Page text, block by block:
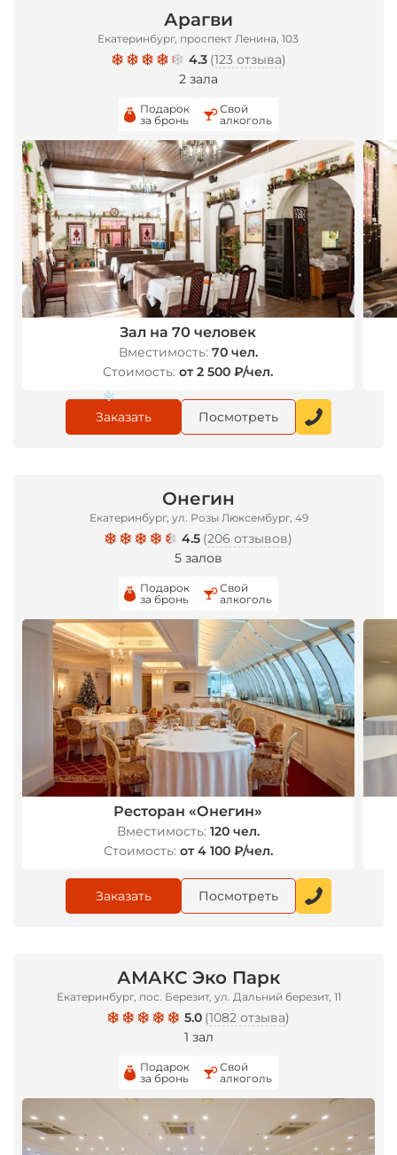
Арагви
Екатеринбург, проспект Ленина, 103
4.3 (123 отзыва)
2 зала
Подарок
за бронь
Свой
алкоголь
Зал на 70 человек
Вместимость: 70 чел.
Стоимость: от 2 500 ₽/чел.
Заказать Посмотреть
Онегин
Екатеринбург, ул. Розы Люксембург, 49
4.5 (206 отзывов)
5 залов
Подарок
за бронь
Свой
алкоголь
Ресторан «Онегин»
Вместимость: 120 чел.
Стоимость: от 4 100 ₽/чел.
Заказать Посмотреть
АМАКС Эко Парк
Екатеринбург, пос. Березит, ул. Дальний березит, 11
5.0 (1082 отзыва)
1 зал
Подарок
за бронь
Свой
алкоголь
*
*
*